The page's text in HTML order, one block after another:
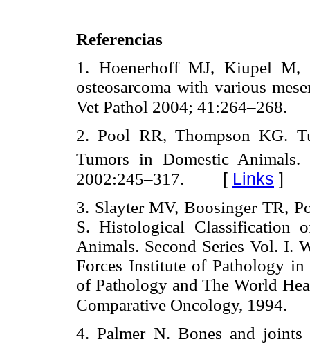
Referencias
1. Hoenerhoff MJ, Kiupel M,
osteosarcoma with various
Vet Pathol 2004; 41:264–268.
2. Pool RR, Thompson KG.
Tumors in Domestic Animals.
2002:245–317. [ Links ]
3. Slayter MV, Boosinger TR,
S. Histological Classification
Animals. Second Series Vol. I.
Forces Institute of Pathology
of Pathology and The World
Comparative Oncology, 1994.
4. Palmer N. Bones and